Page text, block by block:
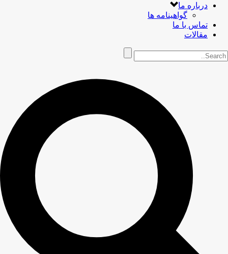
درباره ما
گواهینامه ها
تماس با ما
مقالات